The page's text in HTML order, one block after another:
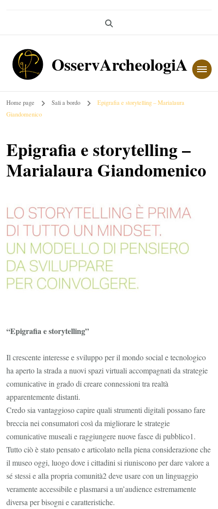
OsservArcheologiA
Home page Sali a bordo
Epigrafia e storytelling – Marialaura
Giandomenico
Epigrafia e storytelling –
Marialaura Giandomenico
“Epigrafia e storytelling”
Il crescente interesse e sviluppo per il mondo social e tecnologico
ha aperto la strada a nuovi spazi virtuali accompagnati da strategie
comunicative in grado di creare connessioni tra realtà
apparentemente distanti.
Credo sia vantaggioso capire quali strumenti digitali possano fare
breccia nei consumatori così da migliorare le strategie
comunicative museali e raggiungere nuove fasce di pubblico1.
Tutto ciò è stato pensato e articolato nella piena considerazione che
il museo oggi, luogo dove i cittadini si riuniscono per dare valore a
sé stessi e alla propria comunità2 deve usare con un linguaggio
veramente accessibile e plasmarsi a un’audience estremamente
diversa per bisogni e caratteristiche.